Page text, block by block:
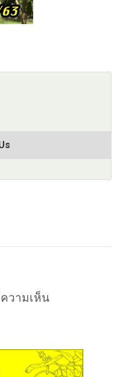
วามเห็น